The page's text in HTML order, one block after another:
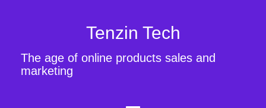
Tenzin Tech
The age of online products sales and
marketing